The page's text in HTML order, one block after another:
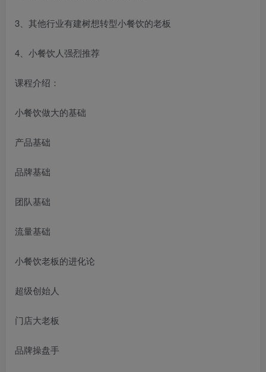
3、其他行业有建树想转型小餐饮的老板
4、小餐饮人强烈推荐
课程介绍：
小餐饮做大的基础
产品基础
品牌基础
团队基础
流量基础
小餐饮老板的进化论
超级创始人
门店大老板
品牌操盘手